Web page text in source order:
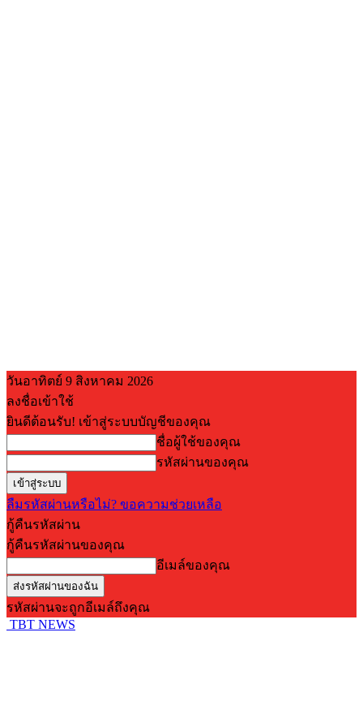
วันอาทิตย์ 9 สิงหาคม 2026
ลงชื่อเข้าใช้
ยินดีต้อนรับ! เข้าสู่ระบบบัญชีของคุณ
ชื่อผู้ใช้ของคุณ
รหัสผ่านของคุณ
ลืมรหัสผ่านหรือไม่? ขอความช่วยเหลือ
กู้คืนรหัสผ่าน
กู้คืนรหัสผ่านของคุณ
อีเมล์ของคุณ
รหัสผ่านจะถูกอีเมล์ถึงคุณ
TBT NEWS